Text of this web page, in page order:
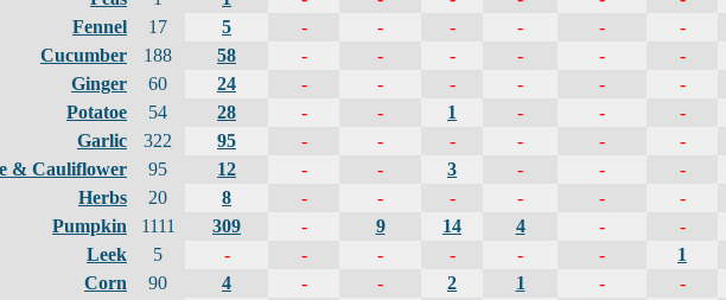
Fennel
17 5 - - - - - -
Cucumber
188 58 - - - - - -
Ginger
60 24 - - - - - -
Potatoe
54 28 - - 1 - - -
Garlic
322 95 - - - - - -
& Cauliflower
95 12 - - 3 - - -
Herbs
20 8 - - - - - -
Pumpkin
1111 309 - 9 14 4 - -
Leek
5 - - - - - - 1
Corn
90 4 - - 2 1 - -